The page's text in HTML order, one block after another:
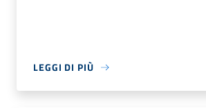
LEGGI DI PIÙ